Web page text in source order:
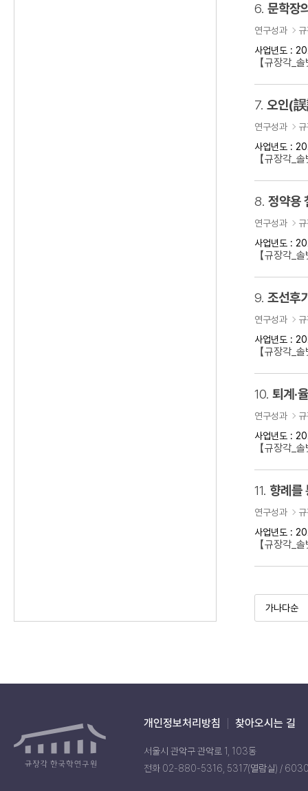
6. 문학장
연구성과
사업년도 :
【규장각_
7. 오인(誤
연구성과
사업년도 :
【규장각_
8. 정약용
연구성과
사업년도 :
【규장각_
9. 조선후
연구성과
사업년도 :
【규장각_
10. 퇴계·
연구성과
사업년도 :
【규장각_
11. 향례를
연구성과
사업년도 :
【규장각_
개인정보처리방침 찾아오시는 길
서울시 관악구 관악로 1, 103동
전화 02-880-5316, 5317(열람실) /